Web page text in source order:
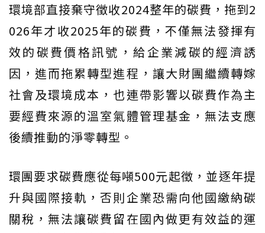
環境部直接棄守徵收2024整年的碳費，拖到2
026年才收2025年的碳費，不僅無法發揮有
效的碳費價格訊號，給企業減碳的經濟誘
因，進而拖累轉型進程，讓大財團繼續轉嫁
社會及環境成本，也連帶影響以碳費作為主
要經費來源的溫室氣體管理基金，無法支應
後續推動的淨零轉型。
環團要求碳費應從每噸500元起徵，並逐年提
升與國際接軌，否則企業恐需向他國繳納碳
關稅，無法讓碳費留在國內做更有效益的運